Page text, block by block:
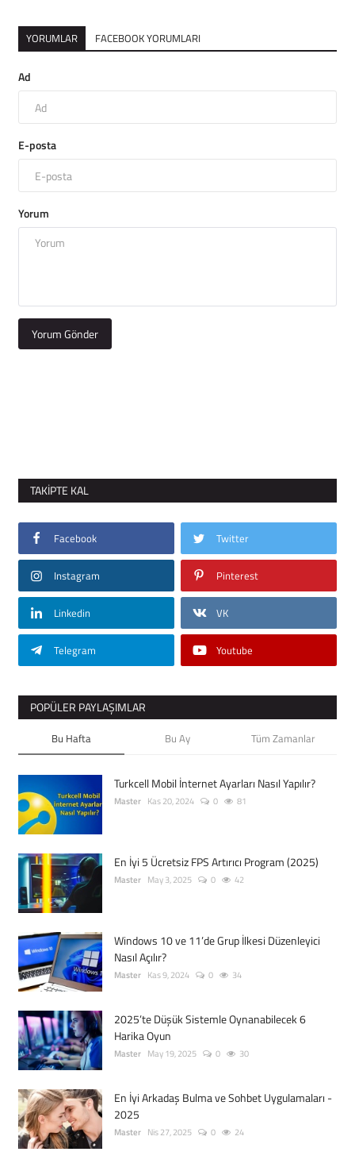
YORUMLAR FACEBOOK YORUMLARI
Ad
E-posta
Yorum
Yorum Gönder
TAKIPTE KAL
Facebook Twitter
Instagram Pinterest
Linkedin VK
Telegram Youtube
POPÜLER PAYLAŞIMLAR
Bu Hafta Bu Ay Tüm Zamanlar
Turkcell Mobil İnternet Ayarları Nasıl Yapılır?
Master Kas 20, 2024 0 81
En İyi 5 Ücretsiz FPS Artırıcı Program (2025)
Master May 3, 2025 0 42
Windows 10 ve 11’de Grup İlkesi Düzenleyici
Nasıl Açılır?
Master Kas 9, 2024 0 34
2025’te Düşük Sistemle Oynanabilecek 6
Harika Oyun
Master May 19, 2025 0 30
En İyi Arkadaş Bulma ve Sohbet Uygulamaları -
2025
Master Nis 27, 2025 0 24